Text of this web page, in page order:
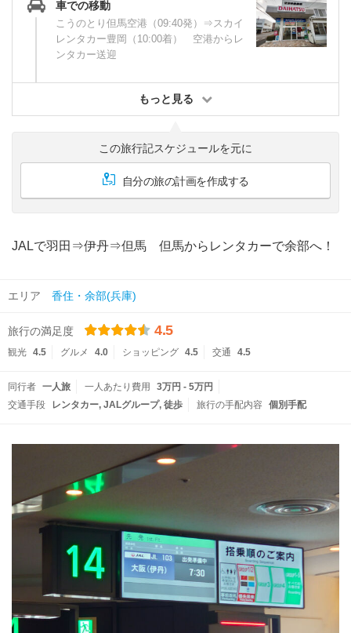
車での移動
こうのとり但馬空港（09:40発）⇒スカイ
レンタカー豊岡（10:00着） 空港からレ
ンタカー送迎
もっと見る
この旅行記スケジュールを元に
自分の旅の計画を作成する
JALで羽田⇒伊丹⇒但馬 但馬からレンタカーで余部へ！
エリア 香住・余部(兵庫)
旅行の満足度 4.5
観光 4.5 グルメ 4.0 ショッピング 4.5 交通 4.5
同行者 一人旅 一人あたり費用
3万円 - 5万円
交通手段
レンタカー JALグループ 徒歩 旅行の手配内容 個別手配